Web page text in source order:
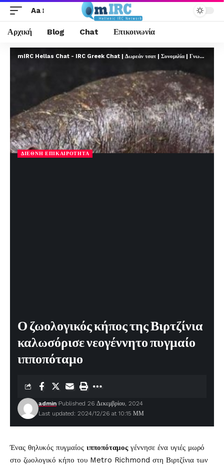
Aa
Αρχική Blog Chat Επικοινωνία
mIRC Hellas Chat - IRC Greek Chat | Δωρεάν τσατ | Συνομιλία | Γνωριμίες | FREE
ΔΙΕΘΝΉ ΕΠΙΚΑΙΡΌΤΗΤΑ
Ο ζωολογικός κήπος της Βιρτζίνια
καλωσόρισε νεογέννητο πυγμαίο
ιπποπόταμο
Last updated: 2024/12/26 at 10:15 ΜΜ
admin Published 26 Δεκεμβρίου, 2024
Ένας θηλυκός πυγμαίος ιπποπόταμοςγέννησε ένα υγιές μωρό
στο ζωολογικό κήπο του Metro Richmond στη Βιρτζίνια των